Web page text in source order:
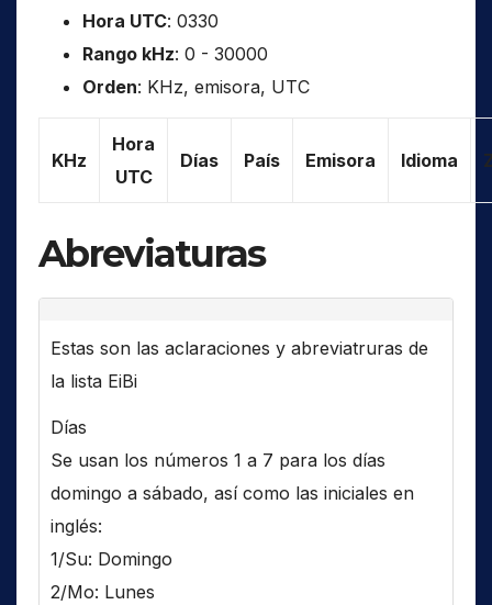
Hora UTC: 0330
Rango kHz: 0 - 30000
Orden: KHz, emisora, UTC
KHz
Hora
UTC
Días País Emisora Idioma
Abreviaturas
Estas son las aclaraciones y abreviatruras de
la lista EiBi
Días
Se usan los números 1 a 7 para los días
domingo a sábado, así como las iniciales en
inglés:
1/Su: Domingo
2/Mo: Lunes